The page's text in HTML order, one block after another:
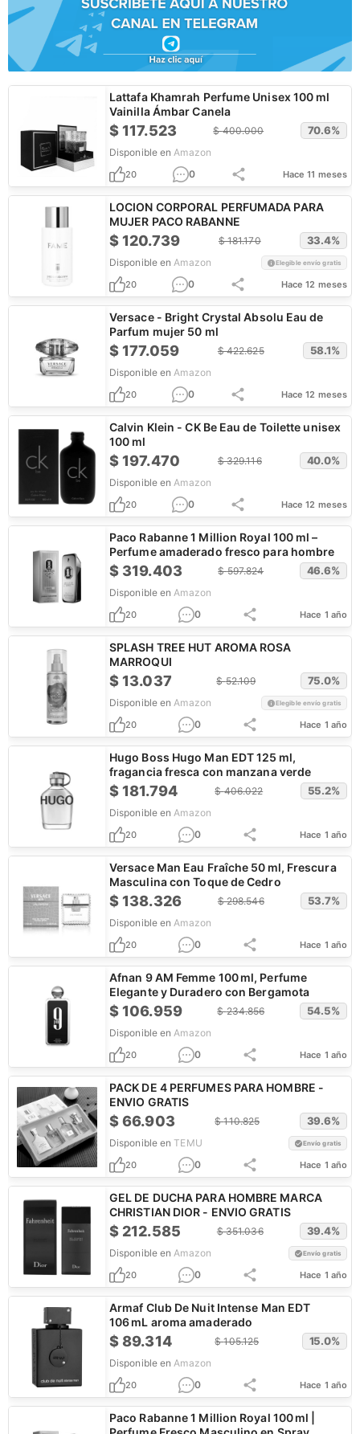
Lattafa Khamrah Perfume Unisex 100 ml
Vainilla Ámbar Canela
$117.523 $400.000 70.6%
Disponible en Amazon
20 0 Hace 11 meses
LOCION CORPORAL PERFUMADA PARA
MUJER PACO RABANNE
$120.739 $181.170 33.4%
Disponible en Amazon Elegible envío gratis
20 0 Hace 12 meses
Versace - Bright Crystal Absolu Eau de
Parfum mujer 50 ml
$177.059 $422.625 58.1%
Disponible en Amazon
20 0 Hace 12 meses
Calvin Klein - CK Be Eau de Toilette unisex
100 ml
$197.470 $329.116 40.0%
Disponible en Amazon
20 0 Hace 12 meses
Paco Rabanne 1 Million Royal 100 ml –
Perfume amaderado fresco para hombre
$ 319.403 $597.824 46.6%
Disponible en Amazon
20 0 Hace 1 año
SPLASH TREE HUT AROMA ROSA
MARROQUI
$13.037 $52.109 75.0%
Disponible en Amazon Elegible envío gratis
20 0 Hace 1 año
Hugo Boss Hugo Man EDT 125 ml,
fragancia fresca con manzana verde
$181.794 $406.022 55.2%
Disponible en Amazon
20 0 Hace 1 año
Versace Man Eau Fraîche 50 ml, Frescura
Masculina con Toque de Cedro
$138.326 $298.546 53.7%
Disponible en Amazon
20 0 Hace 1 año
Afnan 9 AM Femme 100 ml, Perfume
Elegante y Duradero con Bergamota
$106.959 $234.856 54.5%
Disponible en Amazon
20 0 Hace 1 año
PACK DE 4 PERFUMES PARA HOMBRE -
ENVIO GRATIS
$66.903 $110.825 39.6%
Disponible en TEMU Envío gratis
20 0 Hace 1 año
GEL DE DUCHA PARA HOMBRE MARCA
CHRISTIAN DIOR - ENVIO GRATIS
$ 212.585 $351.036 39.4%
Disponible en Amazon Envío gratis
20 0 Hace 1 año
Armaf Club De Nuit Intense Man EDT
106 mL aroma amaderado
$89.314 $105.125 15.0%
Disponible en Amazon
20 0 Hace 1 año
Paco Rabanne 1 Million Royal 100 ml |